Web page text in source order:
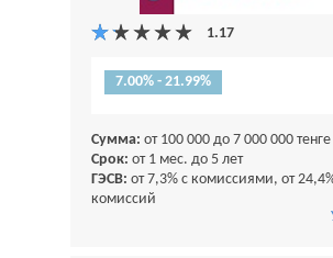
7.00% - 21.99%
Сумма: от 100 000 до 7 000 000 тенге
Срок: от 1 мес. до 5 лет
ГЭСВ: от 7,3% с комиссиями, от
комиссий